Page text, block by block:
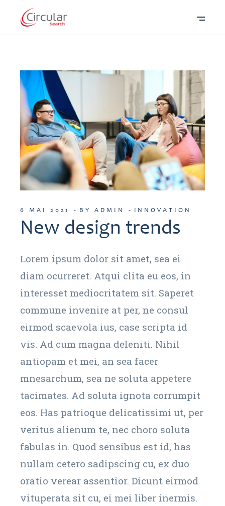
6 MAI 2021 BY ADMIN INNOVATION
New design trends
Lorem ipsum dolor sit amet, sea ei
diam ocurreret. Atqui clita eu eos, in
interesset mediocritatem sit. Saperet
commune invenire at per, ne consul
eirmod scaevola ius, case scripta id
vis. Ad cum magna deleniti. Nihil
antiopam et mei, an sea facer
mnesarchum, sea ne soluta appetere
tacimates. Ad soluta ignota corrumpit
eos. Has patrioque delicatissimi ut, per
veritus alienum te, nec choro soluta
fabulas in. Quod sensibus est id, has
nullam cetero sadipscing cu, ex duo
oratio verear assentior. Dicunt eirmod
vituperata sit cu, ei mei liber inermis.